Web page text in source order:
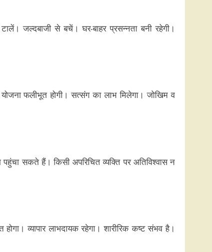
जल्दबाजी से बचें। घर-बाहर प्रसन्नता बनी रहेगी।
फलीभूत होगी। सत्संग का लाभ मिलेगा। जोखिम व
सकते हैं। किसी अपरिचित व्यक्ति पर अतिविश्वास न
व्यापार लाभदायक रहेगा। शारीरिक कष्ट संभव है।